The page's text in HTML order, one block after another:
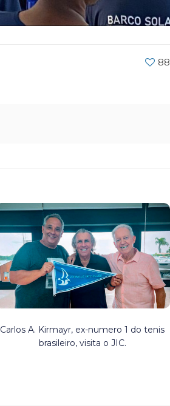
88
Carlos A. Kirmayr, ex-numero 1 do tenis
brasileiro, visita o JIC.